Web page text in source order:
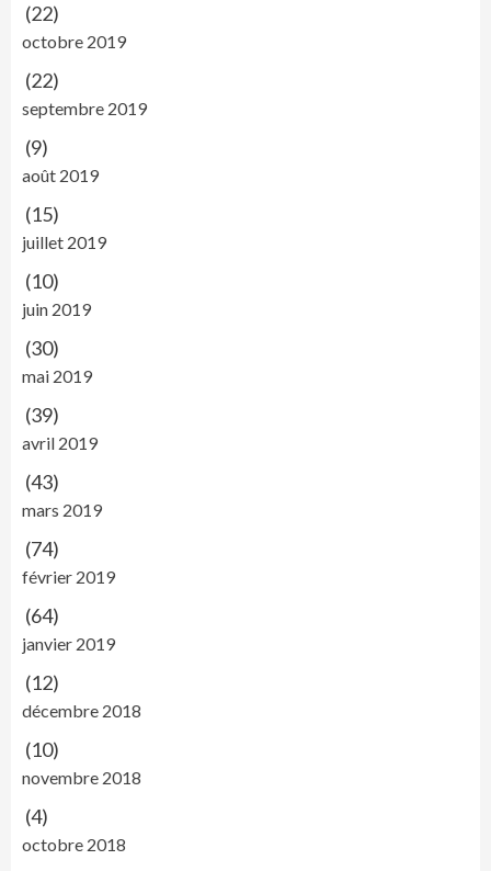
(22)
octobre 2019
(22)
septembre 2019
(9)
août 2019
(15)
juillet 2019
(10)
juin 2019
(30)
mai 2019
(39)
avril 2019
(43)
mars 2019
(74)
février 2019
(64)
janvier 2019
(12)
décembre 2018
(10)
novembre 2018
(4)
octobre 2018